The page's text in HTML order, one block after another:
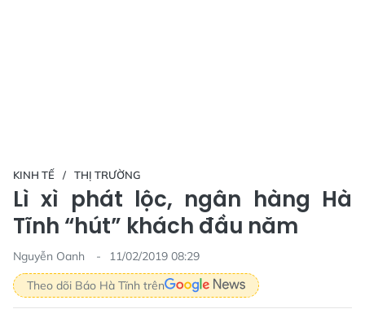
KINH TẾ THỊ TRƯỜNG
Lì xì phát lộc, ngân hàng Hà
Tĩnh “hút” khách đầu năm
Nguyễn Oanh
11/02/2019 08:29
Theo dõi Báo Hà Tĩnh trên